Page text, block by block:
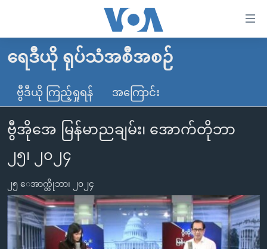
လွယ်ကူ
သည့်
Link
များ
ပင်မ
သို့
ကျော်
ကြည့်
မူလစာမျက်နှာ
မြန်မာ
ကမ္ဘာ့သတင်းများ
နိုင်ငံတကာ
အစ္စရေး-ပါလက်စတိုင်း
ဗွီဒီယို
ရပ်ဝန်းတခု လမ်းတခု အလွန်
အင်္ဂလိပ်စာလေ့လာမယ်
အမေရိကန်သုံးအီဒီယံ
မကြေးမုံရဲ့ အင်္ဂလိပ်စာ
အပတ်စဉ်ကဏ္ဍများ
ရေဒီယို
ရေဒီယိုနှင့်ရုပ်သံ အချက်အလက်များ
ရေဒီယို ရုပ်သံအစီအစဉ်
ဗွီဒီယို ကြည့်ရှုရန် အကြောင်း
ဗွီအိုအေ မြန်မာညချမ်း၊ အောက်တိုဘာ
၂၅၊ ၂၀၂၄
၂၅ ေအာက္တိုဘာ၊ ၂၀၂၄